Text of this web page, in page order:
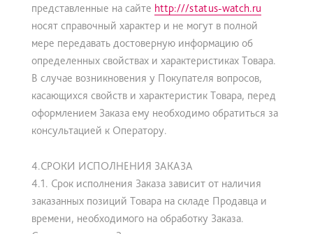
представленные на сайте http:///status-watch.ru
носят справочный характер и не могут в полной
мере передавать достоверную информацию об
определенных свойствах и характеристиках Товара.
В случае возникновения у Покупателя вопросов,
касающихся свойств и характеристик Товара, перед
оформлением Заказа ему необходимо обратиться за
консультацией к Оператору.
4.СРОКИ ИСПОЛНЕНИЯ ЗАКАЗА
4.1. Срок исполнения Заказа зависит от наличия
заказанных позиций Товара на складе Продавца и
времени, необходимого на обработку Заказа.